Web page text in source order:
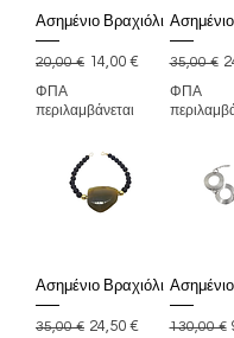
Ασημένιο Βραχιόλι
Κανονική τιμή
20,00 € Τιμή Έκπτωσης
14,00 €
ΦΠΑ
περιλαμβάνεται
Κανονική
35,00 €
ΦΠΑ
Ασημένιο Βραχιόλι
Κανονική τιμή
35,00 € Τιμή Έκπτωσης
24,50 € Κανονική
130,00 €